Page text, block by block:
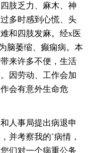
肢乏力、麻木、神
多时感到心慌、头
和四肢发麻。经x医
脑萎缩、癫痫病。本
来许多不便，生活
因劳动、工作会加
会有意外生命危
人事局提出病退申
并考察我的`病情，
们对一个病重公务